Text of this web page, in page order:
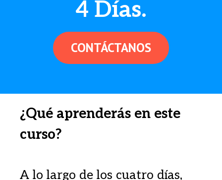
4 Días.
CONTÁCTANOS
¿Qué aprenderás en este
curso?
A lo largo de los cuatro días,